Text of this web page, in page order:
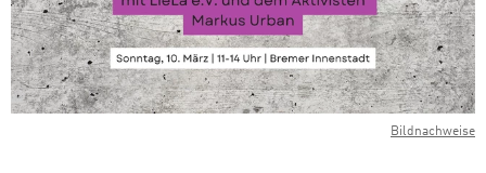
Bildnachweise